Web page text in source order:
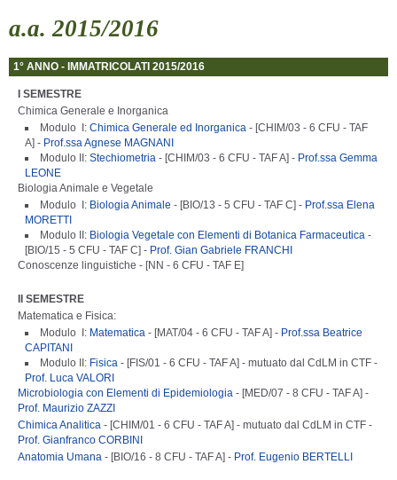
a.a. 2015/2016
1° ANNO - IMMATRICOLATI 2015/2016
I SEMESTRE
Chimica Generale e Inorganica
Modulo I:Chimica Generale ed Inorganica - [CHIM/03 - 6 CFU - TAF
A] - Prof.ssa Agnese MAGNANI
Modulo II:Stechiometria - [CHIM/03 - 6 CFU - TAF A] - Prof.ssa Gemma
LEONE
Biologia Animale e Vegetale
Modulo I: Biologia Animale - [BIO/13 - 5 CFU - TAF C] - Prof.ssa Elena
MORETTI
Modulo II: Biologia Vegetale con Elementi di Botanica Farmaceutica -
[BIO/15 - 5 CFU - TAF C] - Prof. Gian Gabriele FRANCHI
Conoscenze linguistiche - [NN - 6 CFU - TAF E]
II SEMESTRE
Matematica e Fisica:
Modulo I: Matematica - [MAT/04 - 6 CFU - TAF A] - Prof.ssa Beatrice
CAPITANI
Modulo II: Fisica - [FIS/01 - 6 CFU - TAF A] - mutuato dal CdLM in CTF -
Prof. Luca VALORI
Microbiologia con Elementi di Epidemiologia - [MED/07 - 8 CFU - TAF A] -
Prof. Maurizio ZAZZI
Chimica Analitica - [CHIM/01 - 6 CFU - TAF A] - mutuato dal CdLM in CTF -
Prof. Gianfranco CORBINI
Anatomia Umana - [BIO/16 - 8 CFU - TAF A] - Prof. Eugenio BERTELLI